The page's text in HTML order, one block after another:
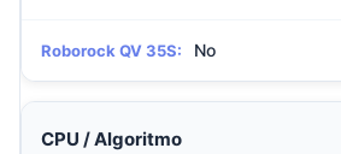
Roborock QV 35S: No
CPU / Algoritmo